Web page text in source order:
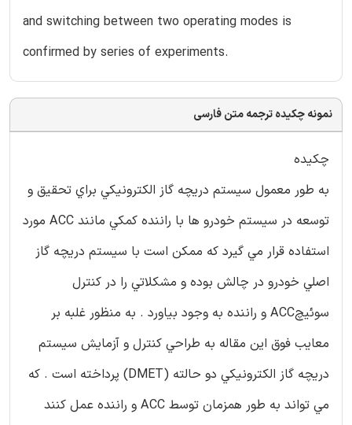
and switching between two operating modes is
confirmed by series of experiments.
نمونه چکیده ترجمه متن فارسی
چكيده
به طور معمول سيستم دريچه گاز الكترونيكي براي تحقيق و
توسعه در سيستم خودرو ها با راننده كمكي مانند ACC مورد
استفاده قرار مي گيرد كه ممكن است با سيستم دريچه گاز
اصلي خودرو در چالش بوده و مشكلاتي را در كنترل
سوئيچACC و راننده به وجود بياورد . به منظور غلبه بر
معايب فوق اين مقاله به طراحي كنترل و آزمايش سيستم
دريچه گاز الكترونيكي دو حالته (DMET) پرداخته است . كه
مي تواند به طور همزمان توسط ACC و راننده عمل كنند